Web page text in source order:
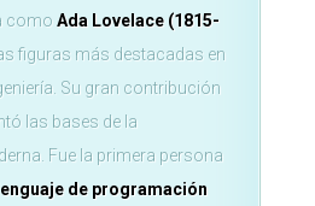
como Ada Lovelace (1815-
figuras más destacadas en
Su gran contribución
las bases de la
Fue la primera persona
lenguaje de programación